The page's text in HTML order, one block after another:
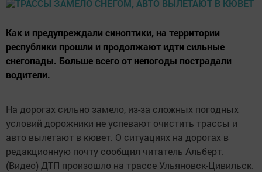
Как и предупреждали синоптики, на территории
республики прошли и продолжают идти сильные
снегопады. Больше всего от непогоды пострадали
водители.
На дорогах сильно замело, из-за сложных погодных
условий дорожники не успевают очистить трассы и
авто вылетают в кювет. О ситуациях на дорогах в
редакционную почту сообщил читатель Альберт.
(Видео) ДТП произошло на трассе Ульяновск-Цивильск.